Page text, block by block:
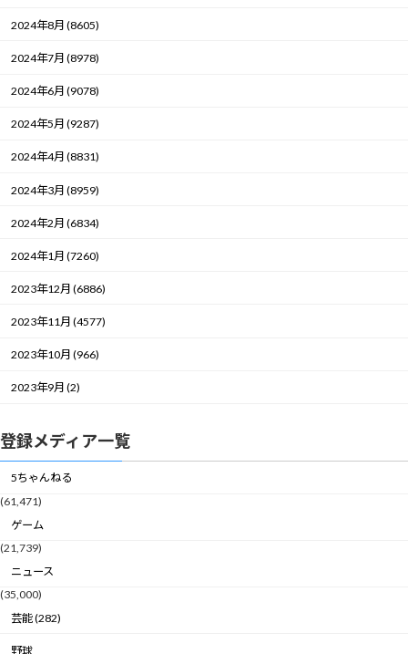
2024年8月 (8605)
2024年7月 (8978)
2024年6月 (9078)
2024年5月 (9287)
2024年4月 (8831)
2024年3月 (8959)
2024年2月 (6834)
2024年1月 (7260)
2023年12月 (6886)
2023年11月 (4577)
2023年10月 (966)
2023年9月 (2)
登録メディア一覧
5ちゃんねる
(61,471)
ゲーム
(21,739)
ニュース
(35,000)
芸能 (282)
野球